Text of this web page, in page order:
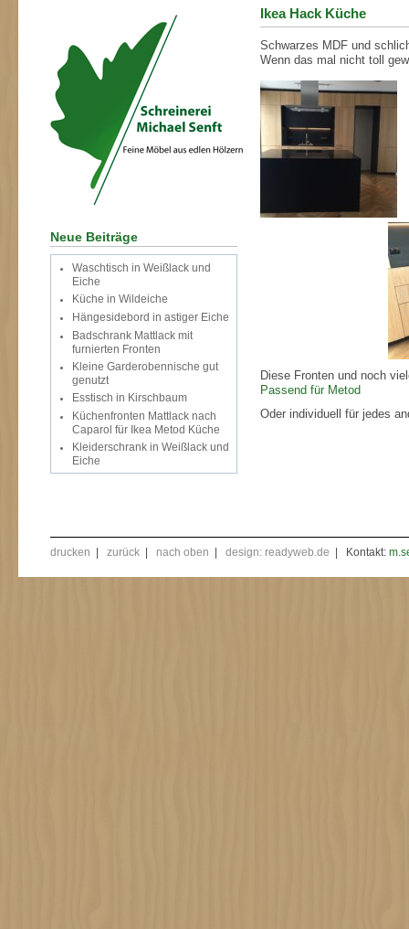
Neue Beiträge
Waschtisch in Weißlack und
Eiche
Küche in Wildeiche
Hängesidebord in astiger Eiche
Badschrank Mattlack mit
furnierten Fronten
Kleine Garderobennische gut
genutzt
Esstisch in Kirschbaum
Küchenfronten Mattlack nach
Caparol für Ikea Metod Küche
Kleiderschrank in Weißlack und
Eiche
Ikea Hack Küche
Schwarzes MDF und
Wenn das mal nicht toll
Diese Fronten und noch
Passend für Metod
Oder individuell für jedes
drucken zurück nach oben design: readyweb.de | Kontakt: